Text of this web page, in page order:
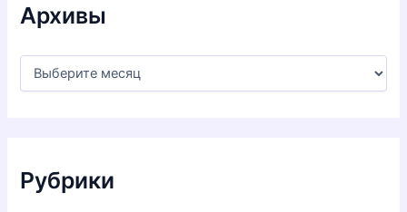
Архивы
Рубрики